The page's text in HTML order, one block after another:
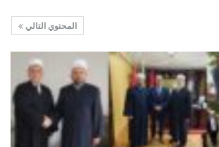
المحتوي التالي